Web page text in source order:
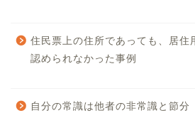
住民票上の住所であっても、居住
認められなかった事例
自分の常識は他者の非常識と節分